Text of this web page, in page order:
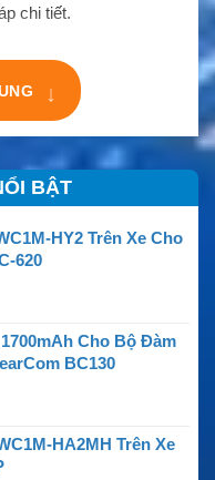
chi tiết.
↓
BẬT
HY2 Trên Xe Cho
620
Cho Bộ Đàm
BC130
HA2MH Trên Xe